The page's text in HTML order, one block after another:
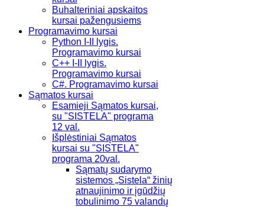
Buhalteriniai apskaitos
kursai pažengusiems
Programavimo kursai
Python I-II lygis.
Programavimo kursai
C++ I-II lygis.
Programavimo kursai
C#. Programavimo kursai
Sąmatos kursai
Esamieji Sąmatos kursai,
su "SISTELA" programa
12 val.
Išplėstiniai Sąmatos
kursai su "SISTELA"
programa 20val.
Sąmatų sudarymo
sistemos „Sistela“ žinių
atnaujinimo ir įgūdžių
tobulinimo 75 valandų